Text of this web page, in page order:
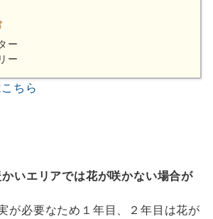
ー
ー
ちら
いエリアでは花が咲かない場合が
が必要なため１年目、２年目は花が